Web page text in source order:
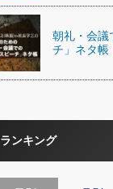
朝礼・会議
チ」ネタ帳
ランキング